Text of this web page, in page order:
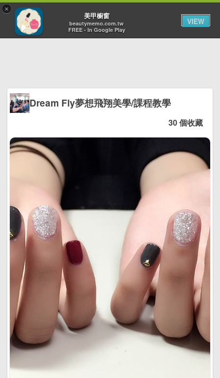
Dream Fly夢想飛翔美學/課程教學
30 個收藏
×
美甲櫥窗
beautymemo.com.tw
FREE - In Google Play
VIEW